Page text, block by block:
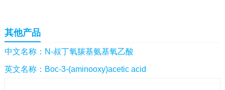
间体|抗高血压药物中间体
感染药物中间体
体 |抗精神病药物中间体|抗炎药物中间体
药中间体|其他原料药中间体|
其他产品
中文名称：N-叔丁氧羰基氨基氧乙酸
英文名称：Boc-3-(aminooxy)acetic acid